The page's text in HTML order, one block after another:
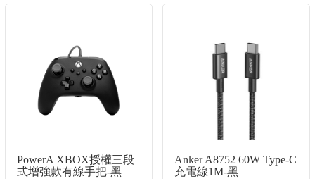
PowerA XBOX授權三段
式增強款有線手把-黑
Anker A8752 60W Type-C
充電線1M-黑